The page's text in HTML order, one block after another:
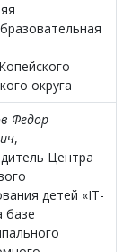
округа
Федор
,
Центра
детей «IT-
базе